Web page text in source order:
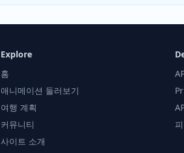
Explore
홈
애니메이션 둘러보기
여행 계획
커뮤니티
사이트 소개